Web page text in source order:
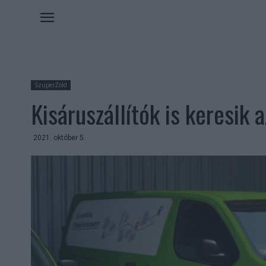
SzuperZöld
Kisáruszállítók is keresik
2021. október 5.